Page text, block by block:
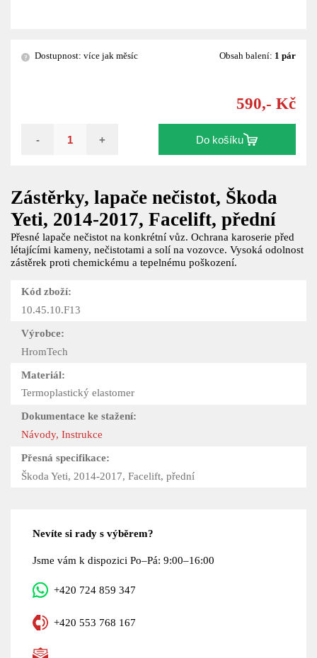
Zástěrky, lapače nečistot, Škoda
Yeti, 2014-2017, Facelift, přední
Přesné lapače nečistot na konkrétní vůz. Ochrana karoserie před
létajícími kameny, nečistotami a solí na vozovce. Vysoká odolnost
zástěrek proti chemickému a tepelnému poškození.
Kód zboží:
10.45.10.F13
Výrobce:
HromTech
Materiál:
Termoplastický elastomer
Dokumentace ke stažení:
Návody, Instrukce
Přesná specifikace:
Škoda Yeti, 2014-2017, Facelift, přední
? Dostupnost: více jak měsíc Obsah balení: 1 pár
590,- Kč
- + Do košíku
Nevíte si rady s výběrem?
Jsme vám k dispozici Po–Pá: 9:00–16:00
+420 724 859 347
+420 553 768 167